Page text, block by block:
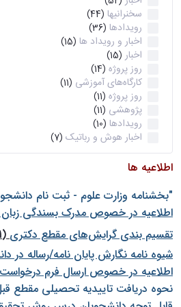
سخنرانیها (44)
رویدادها (36)
اخبار و رویداد ها (15)
اخبار (15)
روز پروژه (14)
کارگاه‌های آموزشی (11)
روز پروژه (11)
پژوهشی (11)
رویدادها (10)
اخبار هوش و رباتیک (7)
اطلاعیه ها
"بخشنامه وزارت علوم - ثبت نام
اطلاعیه در خصوص مدرک بسندگی زبان
تقسیم بندی گرایش‌های مقطع دکتری(31 فروردین 1404)
شيوه نامه نگارش پايان نامه/رساله در
اطلاعیه در خصوص ارسال فرم
نحوه دریافت تاییدیه تحصیلی مقطع